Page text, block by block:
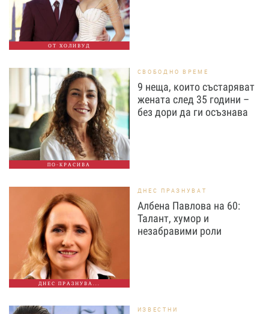
ОТ ХОЛИВУД
ПО-КРАСИВА
СВОБОДНО ВРЕМЕ
9 неща, които състаряват
жената след 35 години –
без дори да ги осъзнава
ДНЕС ПРАЗНУВА...
ДНЕС ПРАЗНУВАТ
Албена Павлова на 60:
Талант, хумор и
незабравими роли
ИЗВЕСТНИ